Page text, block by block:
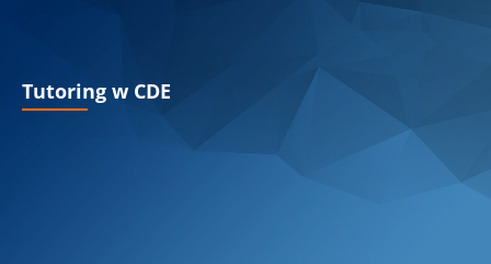
Tutoring w CDE